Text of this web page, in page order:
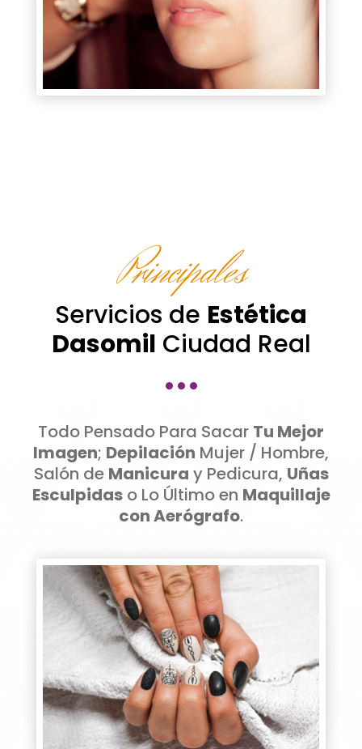
Principales
Servicios de Estética
Dasomil Ciudad Real
···
Todo Pensado Para Sacar Tu Mejor
Imagen; Depilación Mujer / Hombre,
Salón de Manicura y Pedicura, Uñas
Esculpidaso Lo Último en Maquillaje
con Aerógrafo.